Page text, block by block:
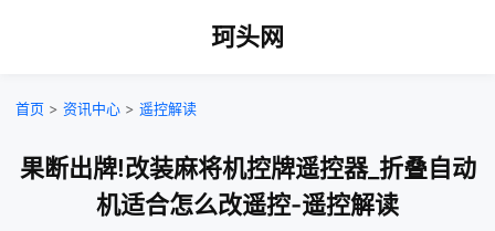
珂头网
首页 > 资讯中心 > 遥控解读
果断出牌!改装麻将机控牌遥控器_折叠自动
机适合怎么改遥控-遥控解读